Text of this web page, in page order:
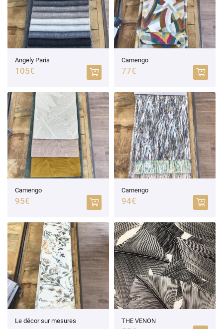
Angely Paris
105€
Camengo
77€
Camengo
95€
Camengo
94€
Le décor sur mesures THE VENON